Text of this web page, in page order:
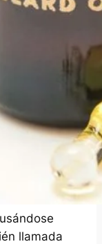
llamada